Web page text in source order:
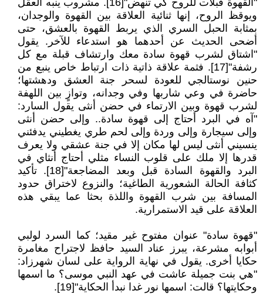
"القهوة قبلات للروح كي تنهض"[16]. مشروب ينبه العقل
ويوقظ الروح، إنها ثنائية العلاقة بين القهوة والوجدان،
بمثابة الحبل السري الذي يربط القهوة بالعشق، حتى
أضحى الحديث عن أحدهما هو استدعاء للآخر. يقول
"اشتاق لشرب قهوة سادة معك وارتشاف قبلة مع كل
رشفة"[17]. فثمة علاقة ذاتية ذات ارتباط خاص ينبع من
حنين نوستالجي للعودة لسحر جنة العشق ودهشتها؛
حاضرة في وعي شاربها وفي وجدانه، وتوازٍ بين اللهفة
لشرب قهوة وبين الارتماء في حضن أنثى يقول السارد:
"آه في البرد أحتاج إلى قهوة سادة.. وإلى حضن أنثى
وإلى سيجارة وإلى وردة وإلى لحم طري يغطيني يدفئني
ينسيني أنثى ليس لها مكان إلا في جنة عشقي ولا يعرف
قدرها إلا ملك على قلوب النساء مثلي أحتاج أنثاي في
البرد والقهوة السادة قبل وبعد المضاجعة"[18]. تأكيد
كثافة الحالة الشعورية الطاغية؛ والنزوع لاختراق حدود
المسافة بين شرب القهوة واللذة بحثا عما يبقي هذه
العلاقة على قيد الاستمرارية.
"قهوة سادة" عنوان مفتوح غير مقيد؛ كما السرد لولبي
أبوابه مشرعة، يبرز عناد السيد حافظ لاجتراح مغامرة
حكايا أخرى. يقول في نهاية الرواية على لسان شهرزاد:
"هي بنت جميلة عاشت في عهد النبي موسى؟ ما اسمها
وحكايتها؟ قالت: اسمها نور غدا نبدأ الحكاية"[19].